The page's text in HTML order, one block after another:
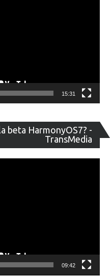
15:31
beta HarmonyOS7? -
TransMedia
de
09:42